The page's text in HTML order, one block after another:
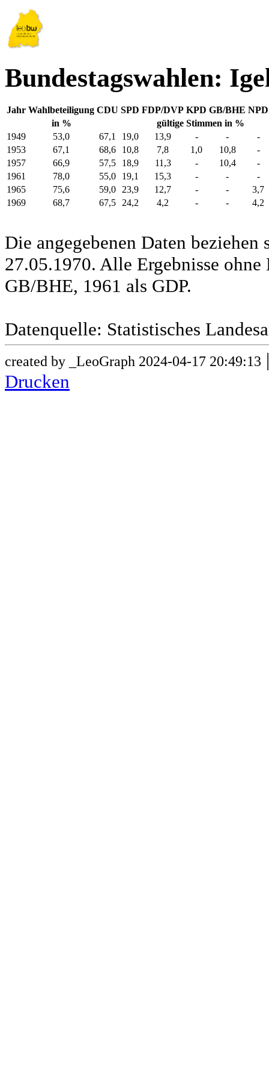
Bundestagswahlen:
Jahr Wahlbeteiligung CDU SPD FDP/DVP KPD GB/BHE NPD
in %
gültige Stimmen in %
1949
53,0 67,1 19,0 13,9 - -
-
1953
67,1 68,6 10,8 7,8 1,0 10,8
-
1957
66,9 57,5 18,9 11,3 - 10,4
-
1961
78,0 55,0 19,1 15,3 - -
-
1965
75,6 59,0 23,9 12,7 - -
3,7
1969
68,7 67,5 24,2 4,2 - - 4,2
Die angegebenen Daten
27.05.1970. Alle Ergebnisse
GB/BHE, 1961 als GDP.
Datenquelle: Statistisches
created by _LeoGraph 2024-04-17 20:49:13
Drucken